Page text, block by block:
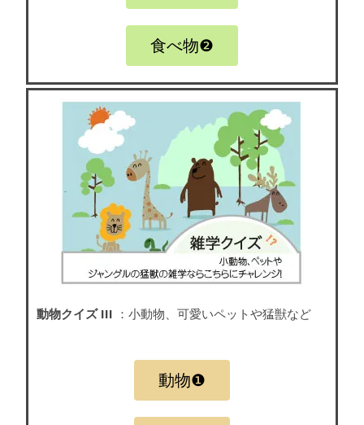
食べ物❷
動物クイズ III ：小動物、可愛いペットや猛獣など
動物❶